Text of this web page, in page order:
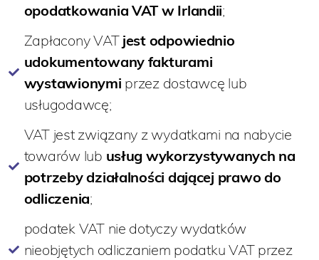
opodatkowania VAT w Irlandii;
Zapłacony VAT jest odpowiednio
udokumentowany fakturami
wystawionymi przez dostawcę lub
usługodawcę;
VAT jest związany z wydatkami na nabycie
towarów lub usług wykorzystywanych na
potrzeby działalności dającej prawo do
odliczenia;
podatek VAT nie dotyczy wydatków
nieobjętych odliczaniem podatku VAT przez